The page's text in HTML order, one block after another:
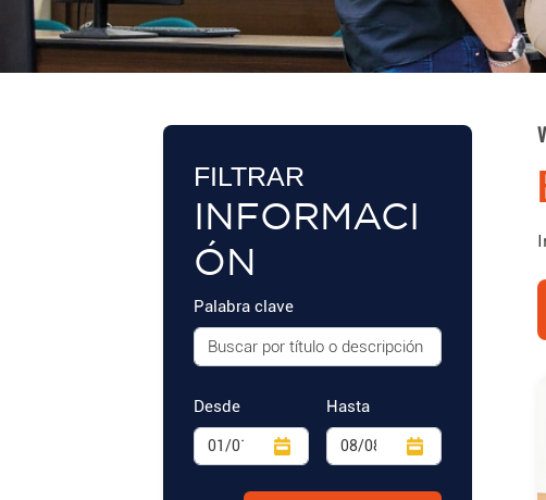
FILTRAR
INFORMACI
ÓN
Palabra clave
Desde Hasta